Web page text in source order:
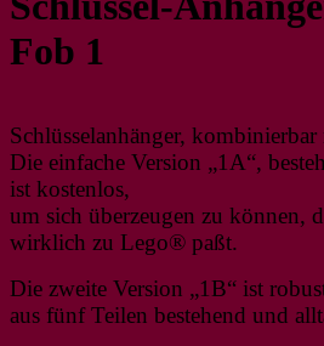
Fob 1
Schlüsselanhänger,
Die einfache Version „1A“,
ist kostenlos,
um sich überzeugen zu können,
wirklich zu Lego® paßt.
Die zweite Version „1B“ ist
aus fünf Teilen bestehend und